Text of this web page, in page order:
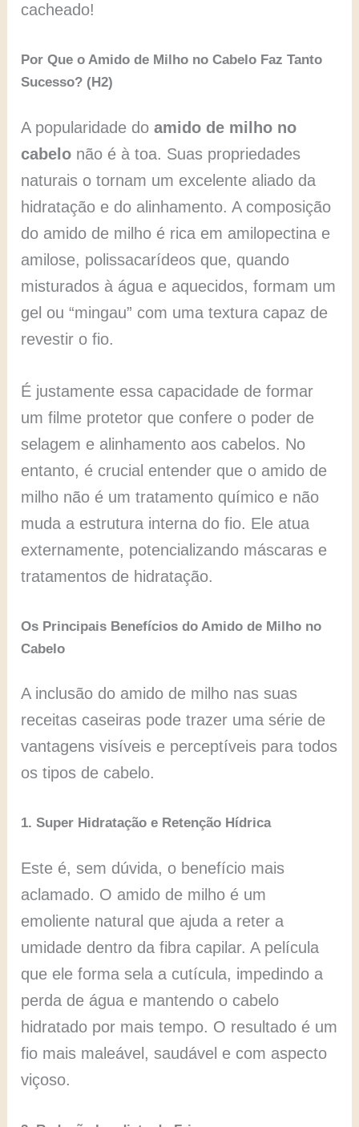
cacheado!
Por Que o Amido de Milho no Cabelo Faz Tanto
Sucesso? (H2)
A popularidade doamido de milho no
cabelo não é à toa. Suas propriedades
naturais o tornam um excelente aliado da
hidratação e do alinhamento. A composição
do amido de milho é rica em amilopectina e
amilose, polissacarídeos que, quando
misturados à água e aquecidos, formam um
gel ou “mingau” com uma textura capaz de
revestir o fio.
É justamente essa capacidade de formar
um filme protetor que confere o poder de
selagem e alinhamento aos cabelos. No
entanto, é crucial entender que o amido de
milho não é um tratamento químico e não
muda a estrutura interna do fio. Ele atua
externamente, potencializando máscaras e
tratamentos de hidratação.
Os Principais Benefícios do Amido de Milho no
Cabelo
A inclusão do amido de milho nas suas
receitas caseiras pode trazer uma série de
vantagens visíveis e perceptíveis para todos
os tipos de cabelo.
1. Super Hidratação e Retenção Hídrica
Este é, sem dúvida, o benefício mais
aclamado. O amido de milho é um
emoliente natural que ajuda a reter a
umidade dentro da fibra capilar. A película
que ele forma sela a cutícula, impedindo a
perda de água e mantendo o cabelo
hidratado por mais tempo. O resultado é um
fio mais maleável, saudável e com aspecto
viçoso.